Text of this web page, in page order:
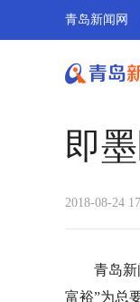
青岛新闻网
即
2018-08-24
青岛
富裕”为总